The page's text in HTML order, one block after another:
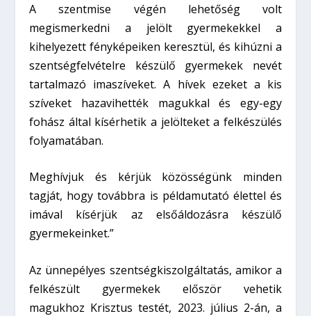
A szentmise végén lehetőség volt
megismerkedni a jelölt gyermekekkel a
kihelyezett fényképeiken keresztül, és kihúzni a
szentségfelvételre készülő gyermekek nevét
tartalmazó imaszíveket. A hívek ezeket a kis
szíveket hazavihették magukkal és egy-egy
fohász által kísérhetik a jelölteket a felkészülés
folyamatában.
Meghívjuk és kérjük közösségünk minden
tagját, hogy továbbra is példamutató élettel és
imával kísérjük az elsőáldozásra készülő
gyermekeinket.”
Az ünnepélyes szentségkiszolgáltatás, amikor a
felkészült gyermekek először vehetik
magukhoz Krisztus testét, 2023. július 2-án, a